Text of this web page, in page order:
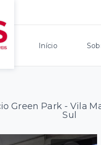
Início
Green Park - Vila
Sul